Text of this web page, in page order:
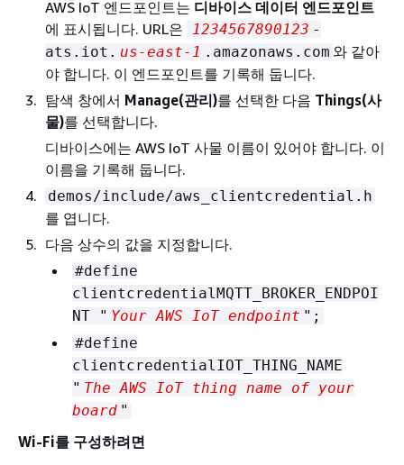
AWS IoT 엔드포인트는 디바이스 데이터 엔드포인트
에 표시됩니다. URL은
1234567890123 -
ats.iot. us-east-1 .amazonaws.com 와 같아
야 합니다. 이 엔드포인트를 기록해 둡니다.
탐색 창에서 Manage(관리)를 선택한 다음 Things(사
물)를 선택합니다.
디바이스에는 AWS IoT 사물 이름이 있어야 합니다. 이
이름을 기록해 둡니다.
demos/include/aws_clientcredential.h
를 엽니다.
다음 상수의 값을 지정합니다.
#define
clientcredentialMQTT_BROKER_ENDPOI
NT " Your AWS IoT endpoint ";
#define
clientcredentialIOT_THING_NAME
" The AWS IoT thing name of your
board "
Wi-Fi를 구성하려면